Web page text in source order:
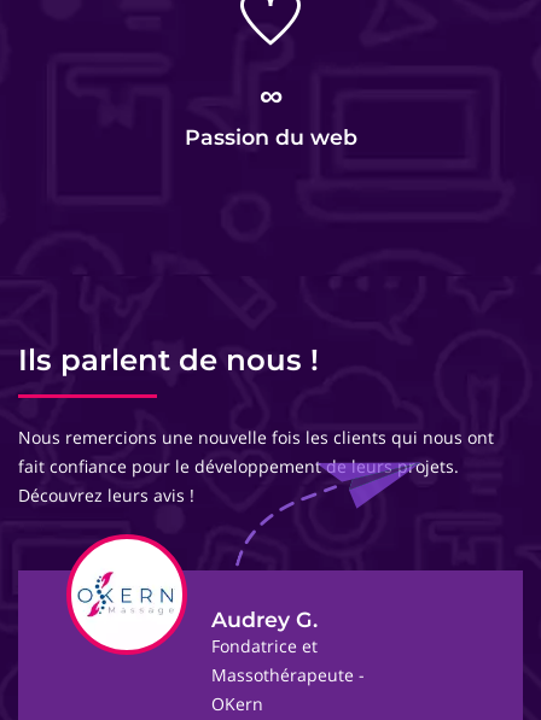
∞
Passion du web
Ils parlent de nous !
Nous remercions une nouvelle fois les clients qui nous ont
fait confiance pour le développement de leurs projets.
Découvrez leurs avis !
Audrey G.
Fondatrice et
Massothérapeute -
OKern